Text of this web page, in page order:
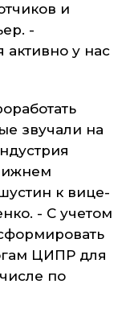
и
-
активно у нас
звучали на
к вице-
- С учетом
ЦИПР для
по